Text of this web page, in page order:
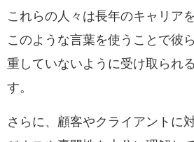
これらの人々は長年のキャリア
このような言葉を使うことで彼
重していないように受け取られ
す。
さらに、顧客やクライアントに